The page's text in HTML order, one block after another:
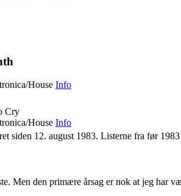
House Info
Cry
House Info
siden 12. august 1983. Listerne fra før
Men den primære årsag er nok at jeg